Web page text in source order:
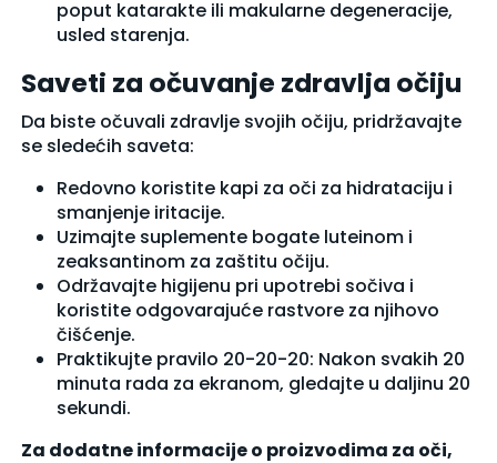
poput katarakte ili makularne degeneracije,
usled starenja.
Saveti za očuvanje zdravlja očiju
Da biste očuvali zdravlje svojih očiju, pridržavajte
se sledećih saveta:
Redovno koristite kapi za oči za hidrataciju i
smanjenje iritacije.
Uzimajte suplemente bogate luteinom i
zeaksantinom za zaštitu očiju.
Održavajte higijenu pri upotrebi sočiva i
koristite odgovarajuće rastvore za njihovo
čišćenje.
Praktikujte pravilo 20-20-20: Nakon svakih 20
minuta rada za ekranom, gledajte u daljinu 20
sekundi.
Za dodatne informacije o proizvodima za oči,